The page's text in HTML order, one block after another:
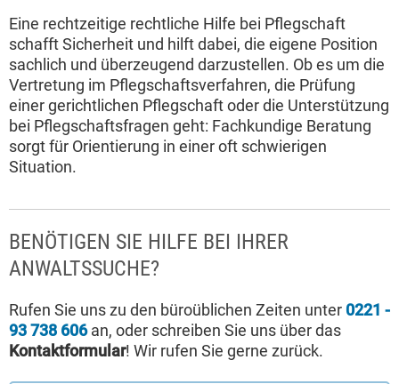
Eine rechtzeitige rechtliche Hilfe bei Pflegschaft
schafft Sicherheit und hilft dabei, die eigene Position
sachlich und überzeugend darzustellen. Ob es um die
Vertretung im Pflegschaftsverfahren, die Prüfung
einer gerichtlichen Pflegschaft oder die Unterstützung
bei Pflegschaftsfragen geht: Fachkundige Beratung
sorgt für Orientierung in einer oft schwierigen
Situation.
BENÖTIGEN SIE HILFE BEI IHRER
ANWALTSSUCHE?
Rufen Sie uns zu den büroüblichen Zeiten unter 0221 -
93 738 606an, oder schreiben Sie uns über das
Kontaktformular! Wir rufen Sie gerne zurück.